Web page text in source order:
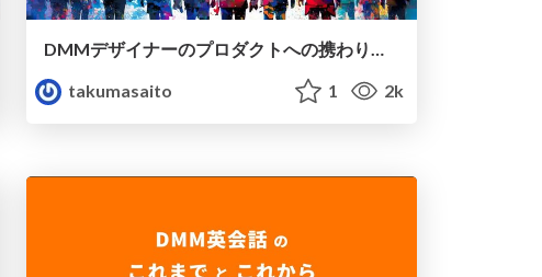
DMMデザイナーのプロダクトへの携わり方と組織再編
takumasaito
1 2k